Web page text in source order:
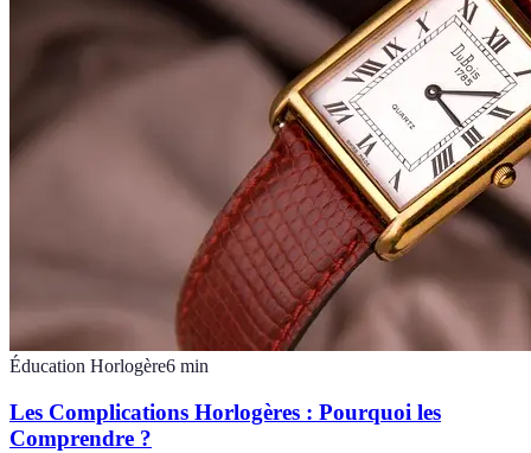
Éducation Horlogère6 min
Les Complications Horlogères : Pourquoi les
Comprendre ?